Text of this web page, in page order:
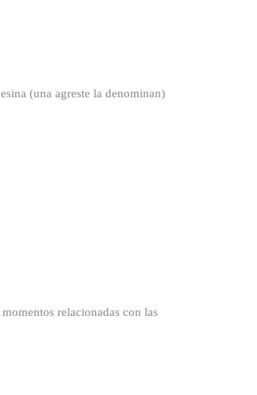
(una agreste la denominan)
relacionadas con las